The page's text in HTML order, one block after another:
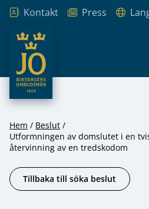
Hoppa till innehåll
Kontakt Press
JO – Riksdagens Ombudsmän
Hem
Beslut
Utformningen av domslutet i en
återvinning av en tredskodom
Tillbaka till söka beslut